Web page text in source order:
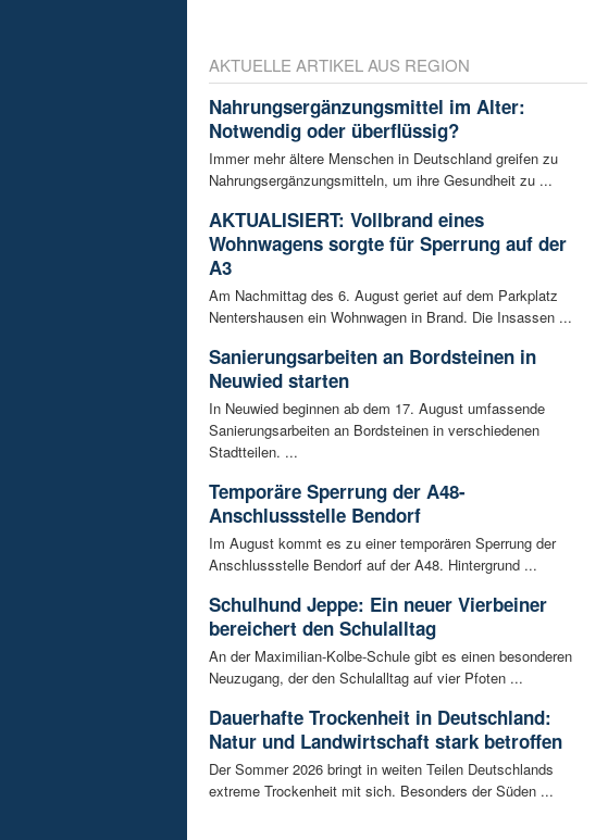
AKTUELLE ARTIKEL AUS REGION
Nahrungsergänzungsmittel im Alter:
Notwendig oder überflüssig?
Immer mehr ältere Menschen in Deutschland greifen zu
Nahrungsergänzungsmitteln, um ihre Gesundheit zu ...
AKTUALISIERT: Vollbrand eines
Wohnwagens sorgte für Sperrung auf der
A3
Am Nachmittag des 6. August geriet auf dem Parkplatz
Nentershausen ein Wohnwagen in Brand. Die Insassen ...
Sanierungsarbeiten an Bordsteinen in
Neuwied starten
In Neuwied beginnen ab dem 17. August umfassende
Sanierungsarbeiten an Bordsteinen in verschiedenen
Stadtteilen. ...
Temporäre Sperrung der A48-
Anschlussstelle Bendorf
Im August kommt es zu einer temporären Sperrung der
Anschlussstelle Bendorf auf der A48. Hintergrund ...
Schulhund Jeppe: Ein neuer Vierbeiner
bereichert den Schulalltag
An der Maximilian-Kolbe-Schule gibt es einen besonderen
Neuzugang, der den Schulalltag auf vier Pfoten ...
Dauerhafte Trockenheit in Deutschland:
Natur und Landwirtschaft stark betroffen
Der Sommer 2026 bringt in weiten Teilen Deutschlands
extreme Trockenheit mit sich. Besonders der Süden ...